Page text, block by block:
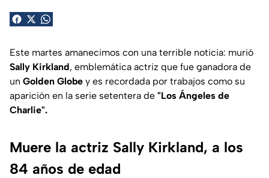
Este martes amanecimos con una terrible noticia: murió
Sally Kirkland, emblemática actriz que fue ganadora de
un Golden Globe y es recordada por trabajos como su
aparición en la serie setentera de "Los Ángeles de
Charlie".
Muere la actriz Sally Kirkland, a los
84 años de edad